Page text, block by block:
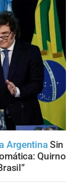
Argentina Sin
Quirno